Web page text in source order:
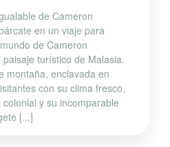
de Cameron
en un viaje para
de Cameron
turístico de Malasia.
montaña, enclavada en
con su clima fresco,
y su incomparable
[...]